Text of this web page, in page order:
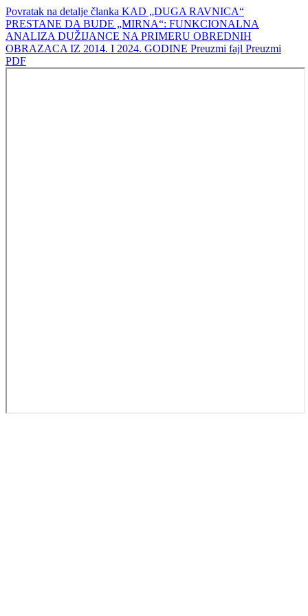
Povratak na detalje članka KAD „DUGA RAVNICA“
PRESTANE DA BUDE „MIRNA“: FUNKCIONALNA
ANALIZA DUŽIJANCE NA PRIMERU OBREDNIH
OBRAZACA IZ 2014. I 2024. GODINE Preuzmi fajl Preuzmi
PDF